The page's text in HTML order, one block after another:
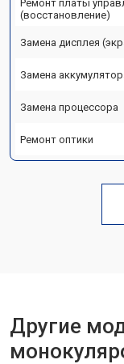
Ремонт платы
(восстановление)
Замена дисплея
Замена
Замена процессора
Ремонт оптики
Другие